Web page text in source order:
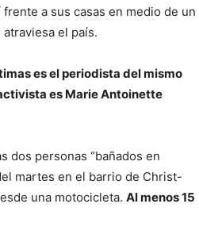
a sus casas en medio de un
el país.
es el periodista del mismo
es Marie Antoinette
dos personas “bañados en
martes en el barrio de Christ-
una motocicleta. Al menos 15